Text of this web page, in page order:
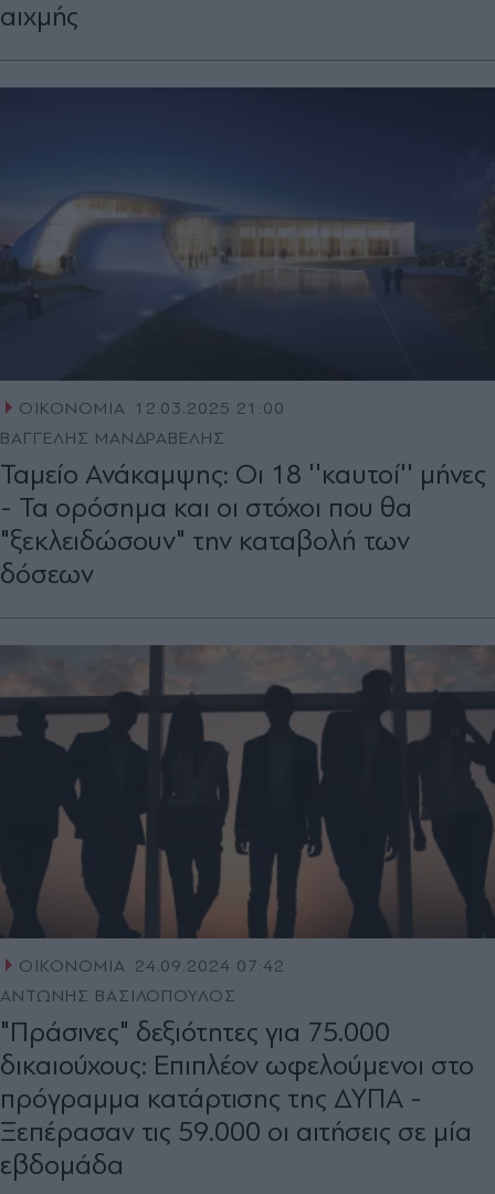
αιχμής
ΟΙΚΟΝΟΜΙΑ 12.03.2025 21:00
ΒΑΓΓΕΛΗΣ ΜΑΝΔΡΑΒΕΛΗΣ
Ταμείο Ανάκαμψης: Οι 18 ''καυτοί'' μήνες
- Τα ορόσημα και οι στόχοι που θα
"ξεκλειδώσουν" την καταβολή των
δόσεων
ΟΙΚΟΝΟΜΙΑ 24.09.2024 07:42
ΑΝΤΩΝΗΣ ΒΑΣΙΛΟΠΟΥΛΟΣ
"Πράσινες" δεξιότητες για 75.000
δικαιούχους: Επιπλέον ωφελούµενοι στο
πρόγραµµα κατάρτισης της ΔΥΠΑ -
Ξεπέρασαν τις 59.000 οι αιτήσεις σε µία
εβδοµάδα